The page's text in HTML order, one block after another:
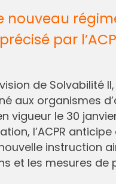
nouveau
par
de Solvabilité
aux organismes
vigueur le 30
l’ACPR
instruction
et les mesures de